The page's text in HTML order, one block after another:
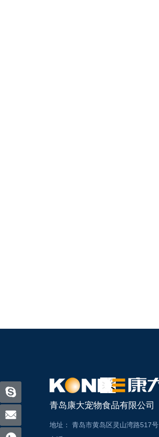
青岛康大宠物食品有限公司
地址：
青岛市黄岛区灵山湾路517号